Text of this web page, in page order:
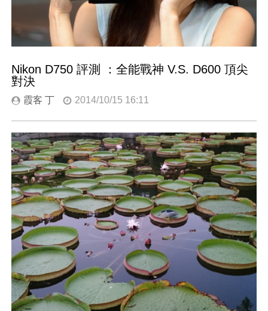
Nikon D750 評測 ：全能戰神 V.S. D600 頂尖
對決
霞客 丁 2014/10/15 16:11